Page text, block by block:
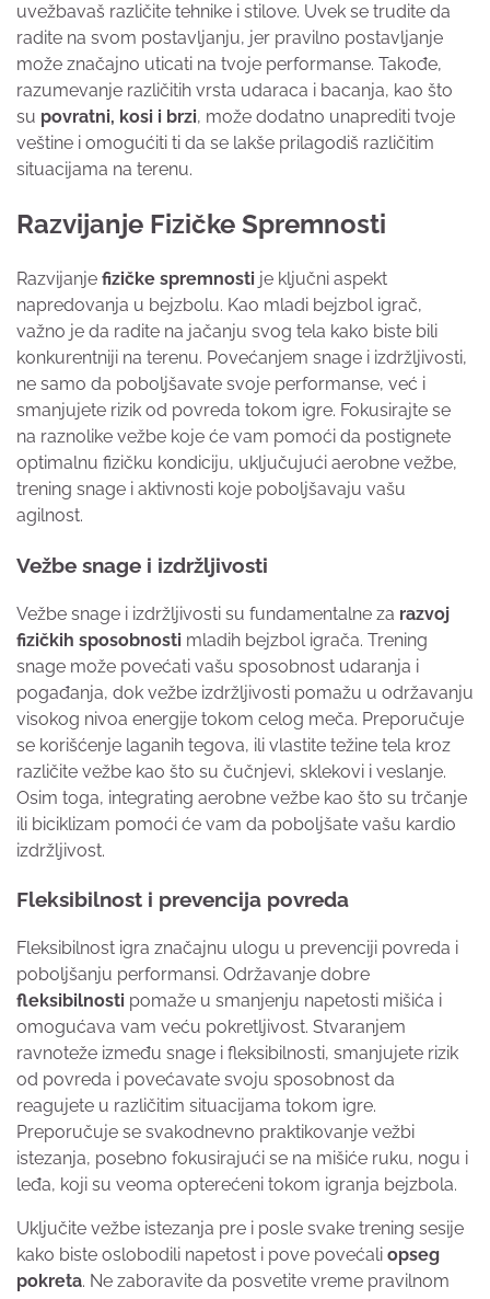
uvežbavaš različite tehnike i stilove. Uvek se trudite da
radite na svom postavljanju, jer pravilno postavljanje
može značajno uticati na tvoje performanse. Takođe,
razumevanje različitih vrsta udaraca i bacanja, kao što
su povratni, kosi i brzi, može dodatno unaprediti tvoje
veštine i omogućiti ti da se lakše prilagodiš različitim
situacijama na terenu.
Razvijanje Fizičke Spremnosti
Razvijanje fizičke spremnosti je ključni aspekt
napredovanja u bejzbolu. Kao mladi bejzbol igrač,
važno je da radite na jačanju svog tela kako biste bili
konkurentniji na terenu. Povećanjem snage i izdržljivosti,
ne samo da poboljšavate svoje performanse, već i
smanjujete rizik od povreda tokom igre. Fokusirajte se
na raznolike vežbe koje će vam pomoći da postignete
optimalnu fizičku kondiciju, uključujući aerobne vežbe,
trening snage i aktivnosti koje poboljšavaju vašu
agilnost.
Vežbe snage i izdržljivosti
Vežbe snage i izdržljivosti su fundamentalne za razvoj
fizičkih sposobnosti mladih bejzbol igrača. Trening
snage može povećati vašu sposobnost udaranja i
pogađanja, dok vežbe izdržljivosti pomažu u održavanju
visokog nivoa energije tokom celog meča. Preporučuje
se korišćenje laganih tegova, ili vlastite težine tela kroz
različite vežbe kao što su čučnjevi, sklekovi i veslanje.
Osim toga, integrating aerobne vežbe kao što su trčanje
ili biciklizam pomoći će vam da poboljšate vašu kardio
izdržljivost.
Fleksibilnost i prevencija povreda
Fleksibilnost igra značajnu ulogu u prevenciji povreda i
poboljšanju performansi. Održavanje dobre
fleksibilnosti pomaže u smanjenju napetosti mišića i
omogućava vam veću pokretljivost. Stvaranjem
ravnoteže između snage i fleksibilnosti, smanjujete rizik
od povreda i povećavate svoju sposobnost da
reagujete u različitim situacijama tokom igre.
Preporučuje se svakodnevno praktikovanje vežbi
istezanja, posebno fokusirajući se na mišiće ruku, nogu i
leđa, koji su veoma opterećeni tokom igranja bejzbola.
Uključite vežbe istezanja pre i posle svake trening sesije
kako biste oslobodili napetost i pove povećali opseg
pokreta. Ne zaboravite da posvetite vreme pravilnom